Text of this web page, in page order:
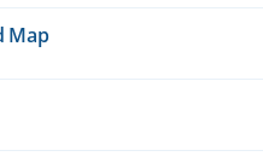
Map